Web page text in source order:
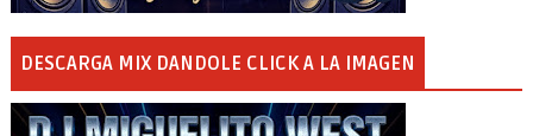
DESCARGA MIX DANDOLE CLICK A LA IMAGEN